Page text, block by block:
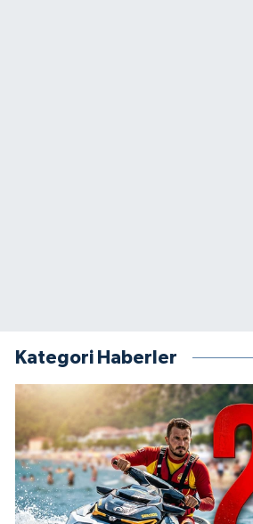
Kategori Haberler